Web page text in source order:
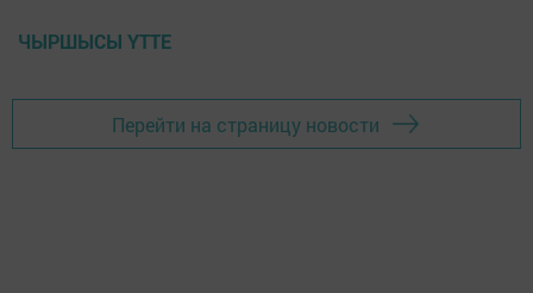
ЧЫРШЫСЫ ҮТТЕ
Перейти на страницу новости